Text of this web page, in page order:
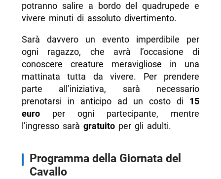
potranno salire a bordo del quadrupede e
vivere minuti di assoluto divertimento.
Sarà davvero un evento imperdibile per
ogni ragazzo, che avrà l’occasione di
conoscere creature meravigliose in una
mattinata tutta da vivere. Per prendere
parte all’iniziativa, sarà necessario
prenotarsi in anticipo ad un costo di 15
europer ogni partecipante, mentre
l’ingresso sarà gratuitoper gli adulti.
Programma della Giornata del
Cavallo